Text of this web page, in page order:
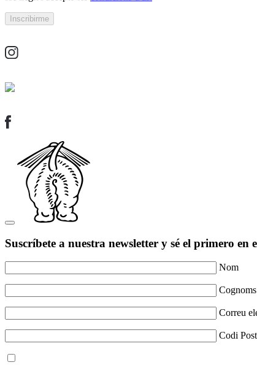
Suscríbete a nuestra newsletter y sé el primero
Nom
Cognoms
Correu
Codi